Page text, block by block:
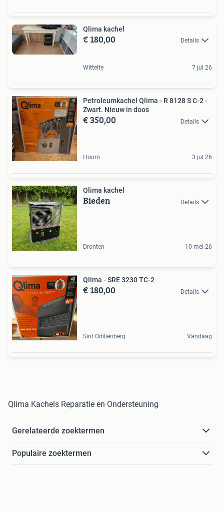
Qlima kachel
€ 180,00 Details
Wittelte 7 jul 26
Petroleumkachel Qlima - R 8128 S C-2 -
Zwart. Nieuw in doos
€ 350,00 Details
Hoorn 3 jul 26
Qlima kachel
Bieden Details
Dronten 10 mei 26
Qlima - SRE 3230 TC-2
€ 180,00 Details
Sint Odiliënberg Vandaag
Qlima Kachels Reparatie en Ondersteuning
Gerelateerde zoektermen
Populaire zoektermen